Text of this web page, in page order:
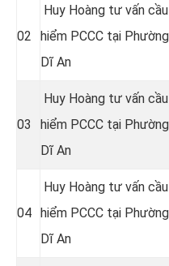
02
Huy Hoàng tư vấn
hiểm PCCC tại
Dĩ An
03
Huy Hoàng tư vấn
hiểm PCCC tại
Dĩ An
04
Huy Hoàng tư vấn
hiểm PCCC tại
Dĩ An